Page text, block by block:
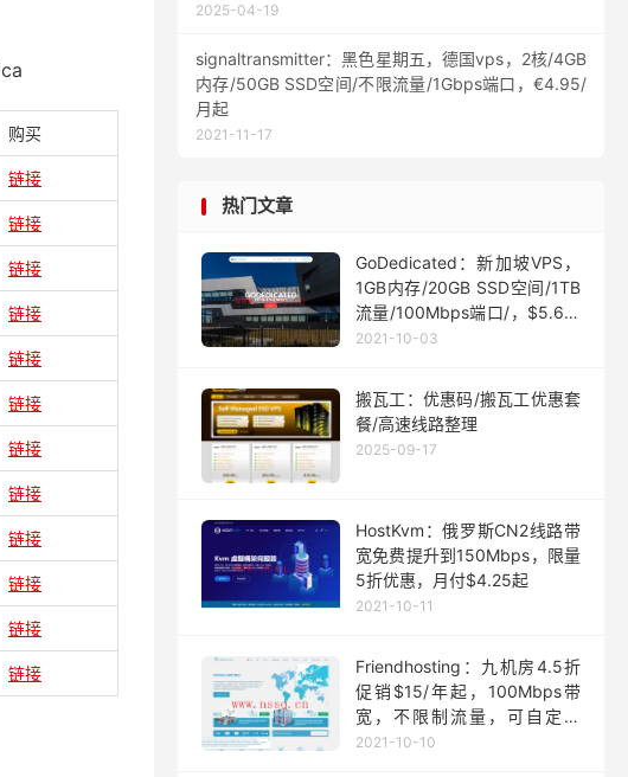
购买
链接
链接
链接
链接
链接
链接
链接
链接
链接
链接
链接
链接
2025-04-19
signaltransmitter：黑色星期五，德国vps，2核/4GB
内存/50GB SSD空间/不限流量/1Gbps端口，€4.95/
月起
2021-11-17
热门文章
GoDedicated：新加坡VPS，
1GB内存/20GB SSD空间/1TB
流量/100Mbps端口/，$5.63/
月起
2021-10-03
搬瓦工：优惠码/搬瓦工优惠套
餐/高速线路整理
2025-09-17
HostKvm：俄罗斯CN2线路带
宽免费提升到150Mbps，限量
5折优惠，月付$4.25起
2021-10-11
Friendhosting：九机房4.5折
促销$15/年起，100Mbps带
宽，不限制流量，可自定义
ISO
2021-10-10